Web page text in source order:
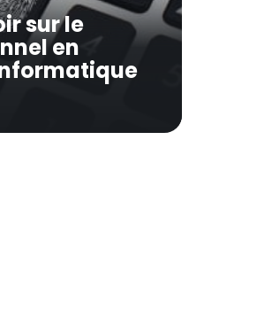
sur le
en